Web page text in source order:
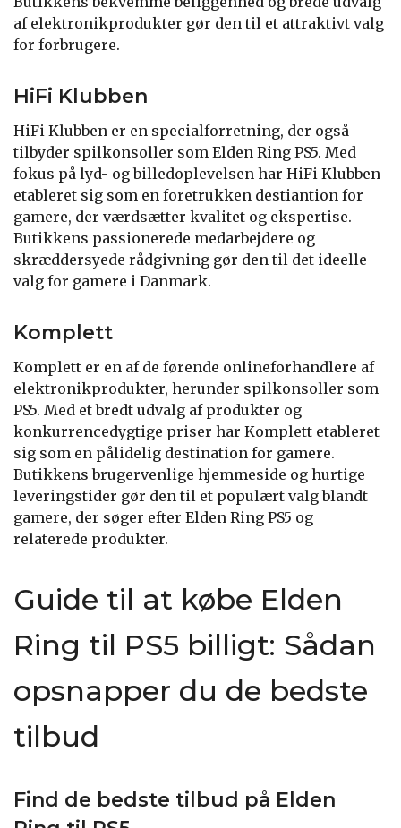
af elektronikprodukter gør den til et attraktivt valg
for forbrugere.
HiFi Klubben
HiFi Klubben er en specialforretning, der også
tilbyder spilkonsoller som Elden Ring PS5. Med
fokus på lyd- og billedoplevelsen har HiFi Klubben
etableret sig som en foretrukken destiantion for
gamere, der værdsætter kvalitet og ekspertise.
Butikkens passionerede medarbejdere og
skræddersyede rådgivning gør den til det ideelle
valg for gamere i Danmark.
Komplett
Komplett er en af de førende onlineforhandlere af
elektronikprodukter, herunder spilkonsoller som
PS5. Med et bredt udvalg af produkter og
konkurrencedygtige priser har Komplett etableret
sig som en pålidelig destination for gamere.
Butikkens brugervenlige hjemmeside og hurtige
leveringstider gør den til et populært valg blandt
gamere, der søger efter Elden Ring PS5 og
relaterede produkter.
Guide til at købe Elden
Ring til PS5 billigt: Sådan
opsnapper du de bedste
tilbud
Find de bedste tilbud på Elden